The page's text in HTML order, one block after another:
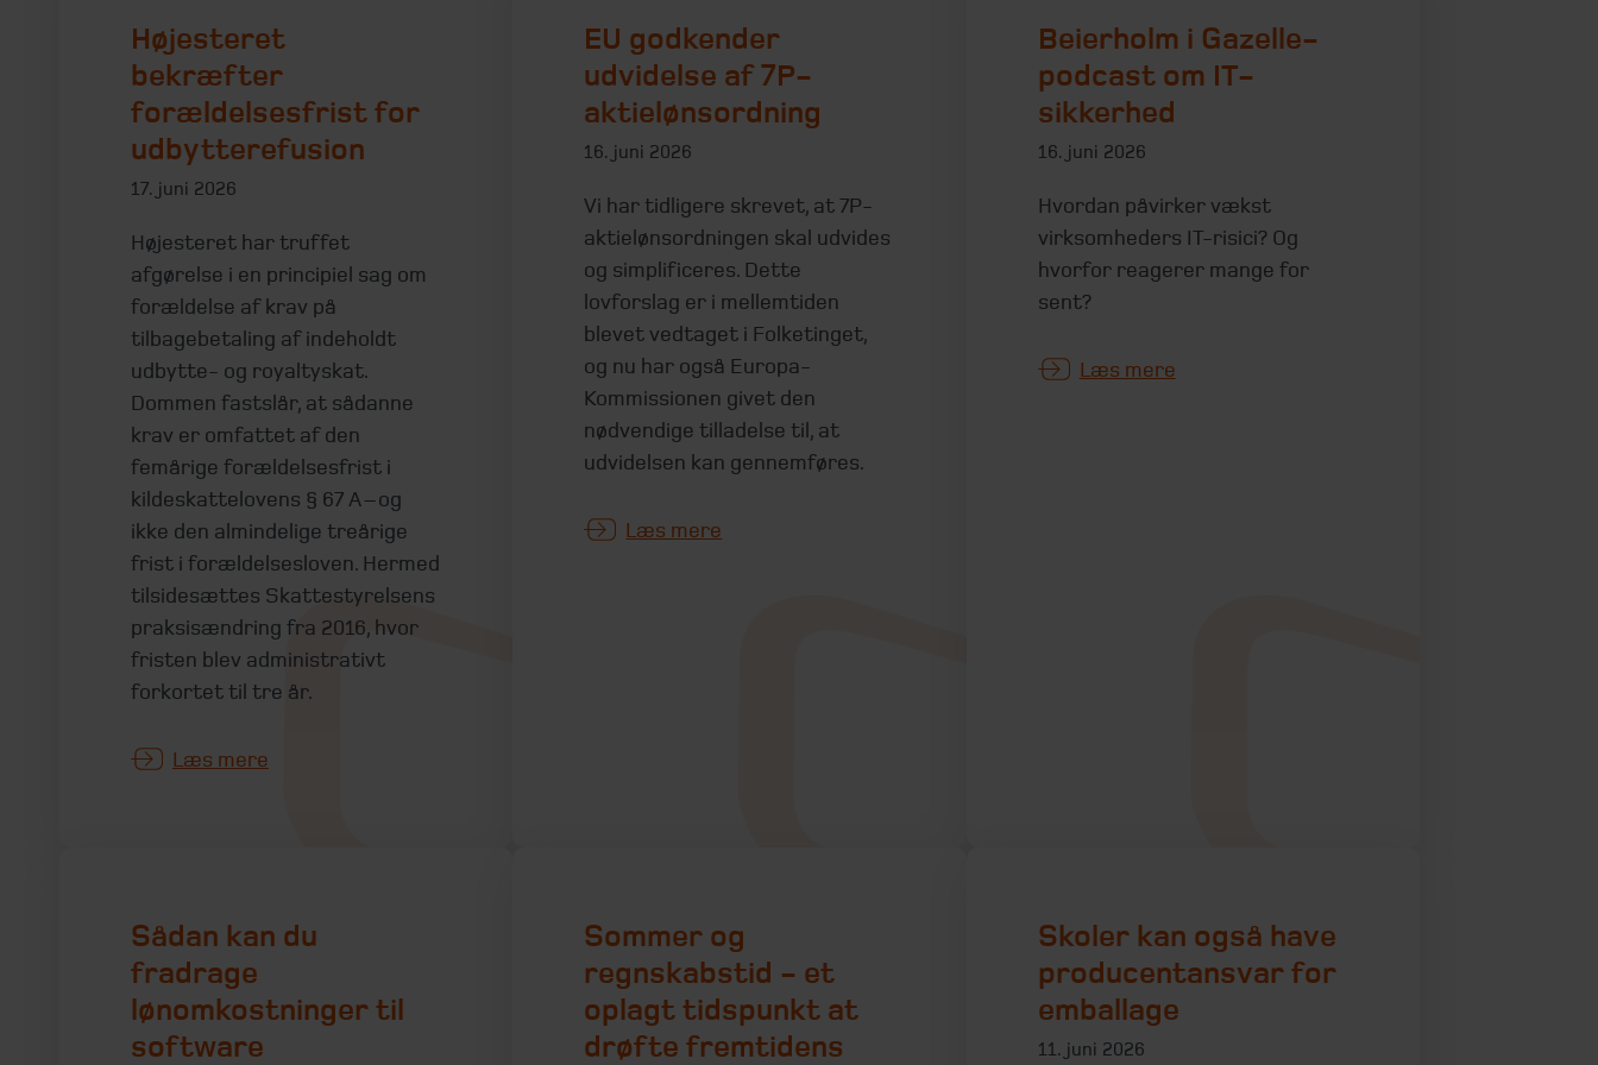
Højesteret
bekræfter
forældelsesfrist for
udbytterefusion
17. juni 2026
Højesteret har truffet
afgørelse i en principiel sag om
forældelse af krav på
tilbagebetaling af indeholdt
udbytte- og royaltyskat.
Dommen fastslår, at sådanne
krav er omfattet af den
femårige forældelsesfrist i
kildeskattelovens § 67 A – og
ikke den almindelige treårige
frist i forældelsesloven. Hermed
tilsidesættes Skattestyrelsens
praksisændring fra 2016, hvor
fristen blev administrativt
forkortet til tre år.
Læs mere
EU godkender
udvidelse af 7P-
aktielønsordning
16. juni 2026
Vi har tidligere skrevet, at 7P-
aktielønsordningen skal udvides
og simplificeres. Dette
lovforslag er i mellemtiden
blevet vedtaget i Folketinget,
og nu har også Europa-
Kommissionen givet den
nødvendige tilladelse til, at
udvidelsen kan gennemføres.
Læs mere
Beierholm i Gazelle-
podcast om IT-
sikkerhed
16. juni 2026
Hvordan påvirker vækst
virksomheders IT-risici? Og
hvorfor reagerer mange for
sent?
Læs mere
Sådan kan du
fradrage
lønomkostninger til
software
Sommer og
regnskabstid - et
oplagt tidspunkt at
drøfte fremtidens
Skoler kan også have
producentansvar for
emballage
11. juni 2026